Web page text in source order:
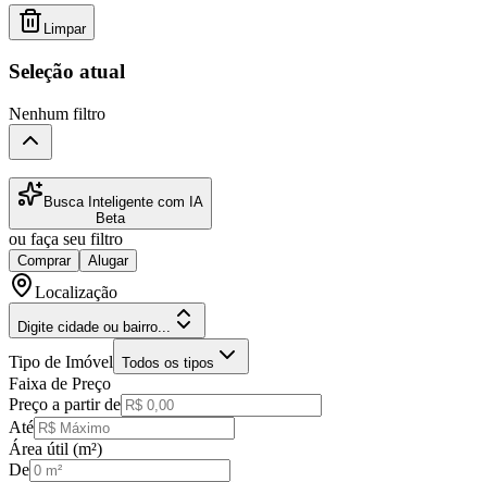
Limpar
Seleção atual
Nenhum filtro
Busca Inteligente com IA
Beta
ou faça seu filtro
Comprar Alugar
Localização
Digite cidade ou bairro...
Tipo de Imóvel Todos os tipos
Faixa de Preço
Preço a partir de
Até
Área útil (m²)
De